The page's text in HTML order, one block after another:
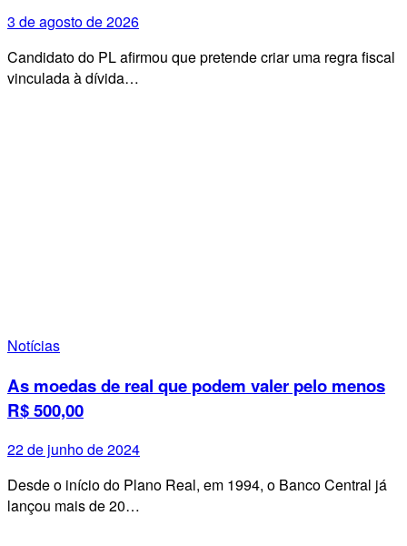
3 de agosto de 2026
Candidato do PL afirmou que pretende criar uma regra fiscal
vinculada à dívida…
Notícias
As moedas de real que podem valer pelo menos
R$ 500,00
22 de junho de 2024
Desde o início do Plano Real, em 1994, o Banco Central já
lançou mais de 20…